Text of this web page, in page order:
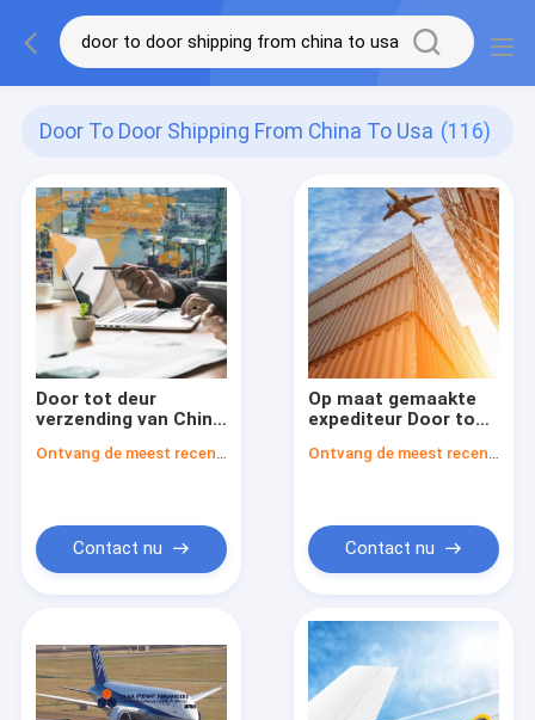
Door To Door Shipping From China To Usa (116)
Door tot deur
verzending van China
Ontvang de meest recente Prijs
Contact nu
Op maat gemaakte
expediteur Door to
China naar de VS
Ontvang de meest recente Prijs
Contact nu